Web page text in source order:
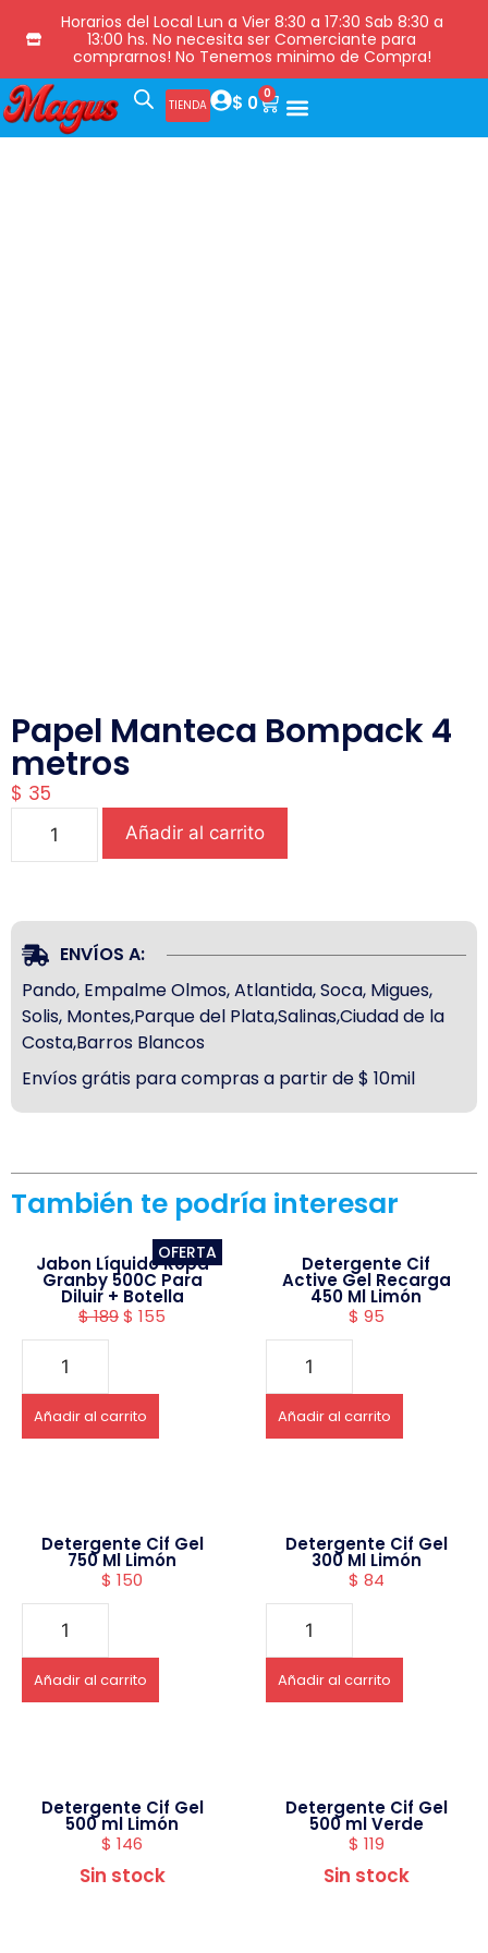
Horarios del Local Lun a Vier 8:30 a 17:30 Sab 8:30 a
13:00 hs. No necesita ser Comerciante para
comprarnos! No Tenemos minimo de Compra!
TIENDA $ 0 0
Papel Manteca Bompack 4
metros
$ 35
Añadir al carrito
ENVÍOS A:
Pando, Empalme Olmos, Atlantida, Soca, Migues,
Solis, Montes,Parque del Plata,Salinas,Ciudad de la
Costa,Barros Blancos
Envíos grátis para compras a partir de $ 10mil
También te podría interesar
OFERTA
Jabon Líquido Ropa
Granby 500C Para
Diluir + Botella
$189$ 155
Añadir al carrito
Detergente Cif
Active Gel Recarga
450 Ml Limón
$ 95
Añadir al carrito
Detergente Cif Gel
750 Ml Limón
$ 150
Añadir al carrito
Detergente Cif Gel
300 Ml Limón
$ 84
Añadir al carrito
Detergente Cif Gel
500 ml Limón
$ 146
Sin stock
Detergente Cif Gel
500 ml Verde
$ 119
Sin stock